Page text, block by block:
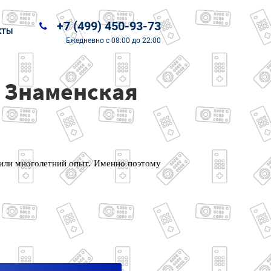
+7 (499) 450-93-73
Ежедневно с 08:00 до 22:00
многолетний опыт. Именно поэтому